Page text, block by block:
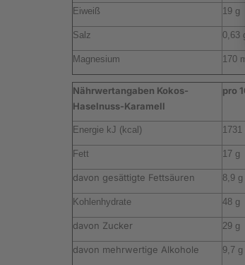
Eiweiß 19 g
Salz 0,63
Magnesium 170
Nährwertangaben Kokos-
Haselnuss-Karamell
pro
Energie kJ (kcal) 1731
Fett 17 g
davon gesättigte Fettsäuren 8,9 g
Kohlenhydrate 48 g
davon Zucker 29 g
davon mehrwertige Alkohole 9,7 g